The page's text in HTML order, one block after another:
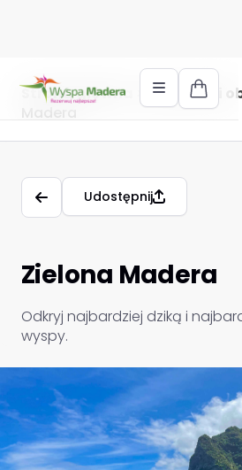
Strona główna Wycieczki
Madera
Udostępnij
Zielona Madera
Odkryj najbardziej dziką i
wyspy.